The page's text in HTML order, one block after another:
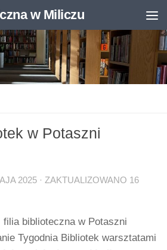
w Miliczu
w Potaszni
2025 · ZAKTUALIZOWANO 16
biblioteczna w Potaszni
Tygodnia Bibliotek warsztatami